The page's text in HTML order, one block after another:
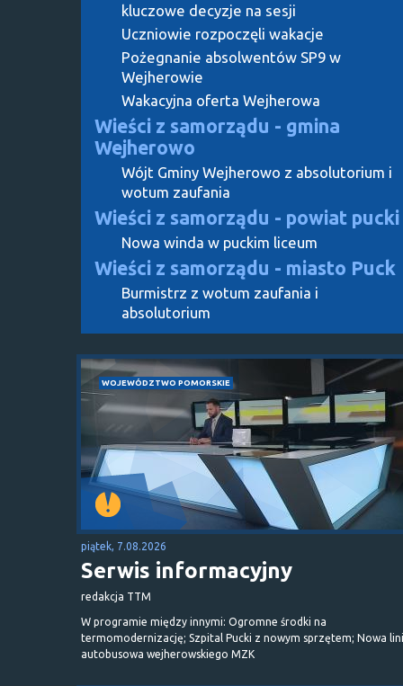
kluczowe decyzje na sesji
Uczniowie rozpoczęli wakacje
Pożegnanie absolwentów SP9 w
Wejherowie
Wakacyjna oferta Wejherowa
Wieści z samorządu - gmina
Wejherowo
Wójt Gminy Wejherowo z absolutorium i
wotum zaufania
Wieści z samorządu - powiat pucki
Nowa winda w puckim liceum
Wieści z samorządu - miasto Puck
Burmistrz z wotum zaufania i
absolutorium
WOJEWÓDZTWO POMORSKIE
piątek, 7.08.2026
Serwis informacyjny
redakcja TTM
W programie między innymi: Ogromne środki na
termomodernizację; Szpital Pucki z nowym sprzętem; Nowa
autobusowa wejherowskiego MZK